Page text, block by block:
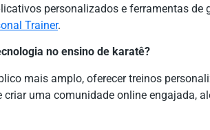
personalizados e ferramentas de
Trainer.
no ensino de karatê?
mais amplo, oferecer treinos
uma comunidade online engajada,